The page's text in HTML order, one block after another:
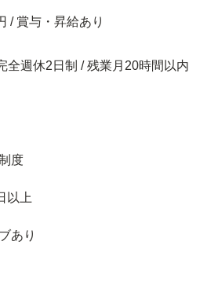
/ 賞与・昇給あり
全週休2日制 / 残業月20時間以内
度
以上
あり